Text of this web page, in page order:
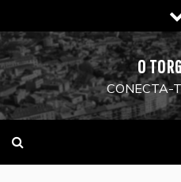
to
content
O
CONECTA-